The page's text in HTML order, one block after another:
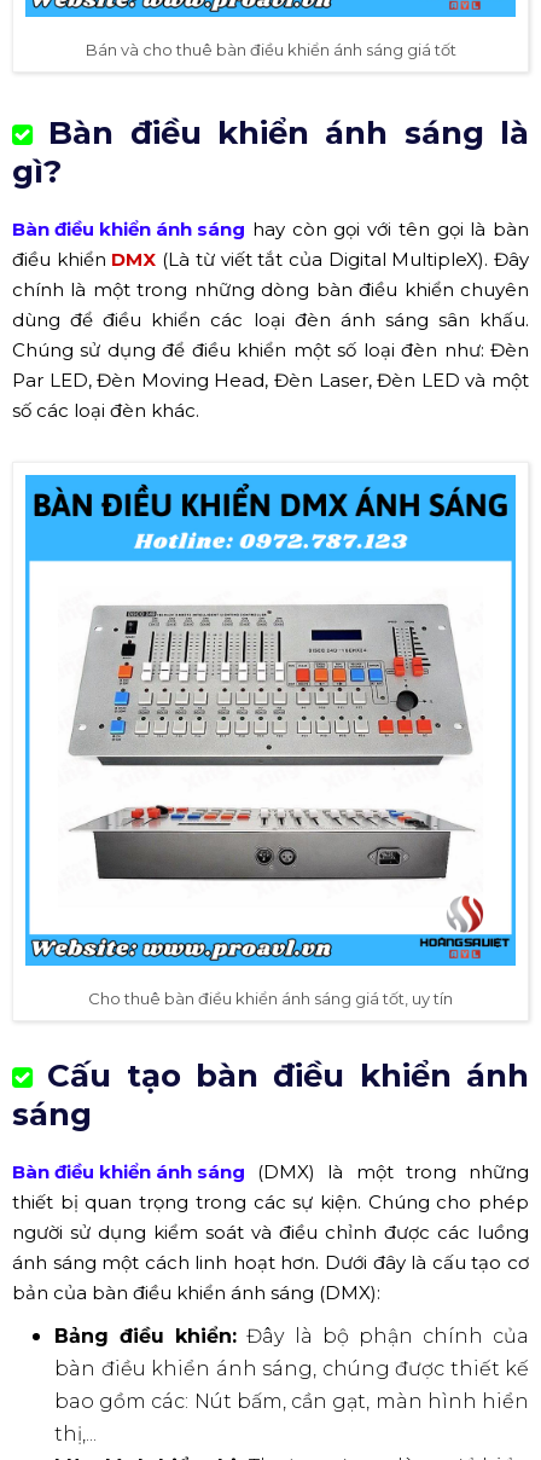
Bán và cho thuê bàn điều khiển ánh sáng giá tốt
Bàn điều khiển ánh sáng là
gì?
Bàn điều khiển ánh sáng hay còn gọi với tên gọi là bàn
điều khiển DMX (Là từ viết tắt của Digital MultipleX). Đây
chính là một trong những dòng bàn điều khiển chuyên
dùng để điều khiển các loại đèn ánh sáng sân khấu.
Chúng sử dụng để điều khiển một số loại đèn như: Đèn
Par LED, Đèn Moving Head, Đèn Laser, Đèn LED và một
số các loại đèn khác.
Cho thuê bàn điều khiển ánh sáng giá tốt, uy tín
Cấu tạo bàn điều khiển ánh
sáng
Bàn điều khiển ánh sáng (DMX) là một trong những
thiết bị quan trọng trong các sự kiện. Chúng cho phép
người sử dụng kiểm soát và điều chỉnh được các luồng
ánh sáng một cách linh hoạt hơn. Dưới đây là cấu tạo cơ
bản của bàn điều khiển ánh sáng (DMX):
Bảng điều khiển: Đây là bộ phận chính của
bàn điều khiển ánh sáng, chúng được thiết kế
bao gồm các: Nút bấm, cần gạt, màn hình hiển
thị,...